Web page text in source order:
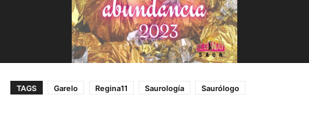
TAGS Garelo Regina11 Saurología Saurólogo